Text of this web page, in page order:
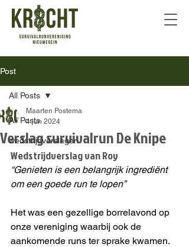
Post
All Posts
wedstrijdverslagen
All Posts
Verslag survivalrun De Knipe
Maarten Postema
4 jun 2024
Wedstrijdverslag van Roy
“Genieten is een belangrijk ingrediënt
om een goede run te lopen”
Het was een gezellige borrelavond op
onze vereniging waarbij ook de
aankomende runs ter sprake kwamen.